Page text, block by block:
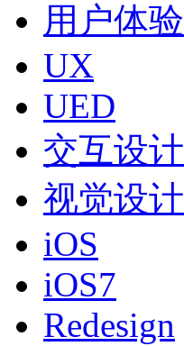
用户体验
UX
UED
交互设计
视觉设计
iOS
iOS7
Redesign